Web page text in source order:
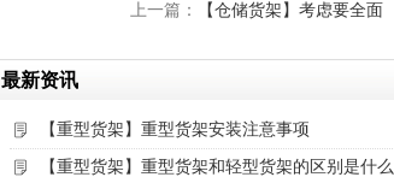
上一篇： 【仓储货架】考虑要全面
最新资讯
【重型货架】重型货架安装注意事项
【重型货架】重型货架和轻型货架的区别是什么